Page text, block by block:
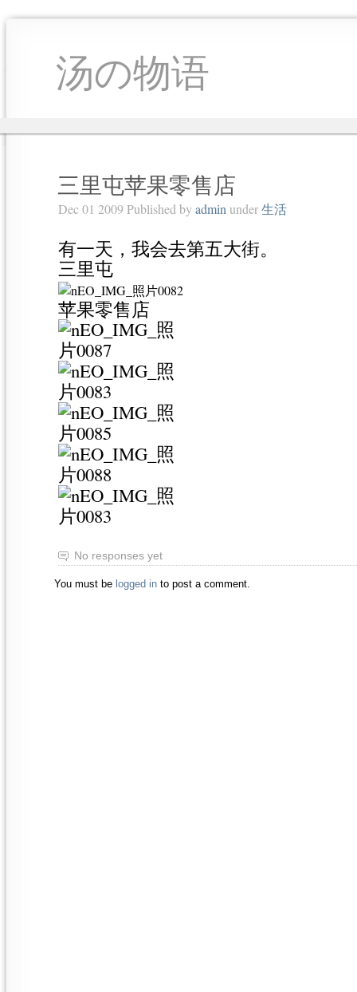
汤の物语
三里屯苹果零售店
Dec 01 2009 Published by admin under生活
有一天，我会去第五大街。
三里屯
苹果零售店
No responses yet
You must be logged in to post a comment.